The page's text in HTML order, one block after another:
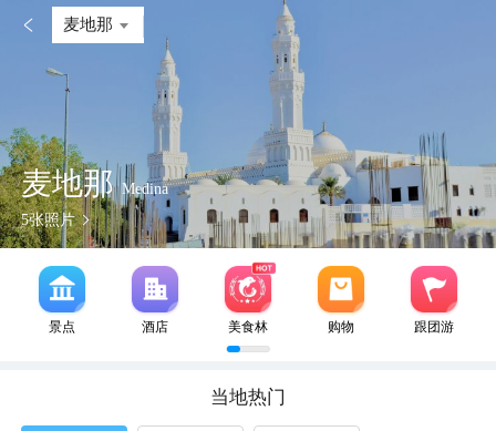
 麦地那
麦地那Medina
5张照片
景点 酒店 美食林 购物 跟团游
当地热门